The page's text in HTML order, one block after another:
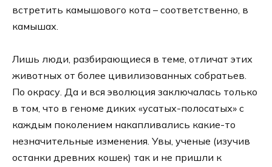
встретить камышового кота – соответственно, в
камышах.
Лишь люди, разбирающиеся в теме, отличат этих
животных от более цивилизованных собратьев.
По окрасу. Да и вся эволюция заключалась только
в том, что в геноме диких «усатых-полосатых» с
каждым поколением накапливались какие-то
незначительные изменения. Увы, ученые (изучив
останки древних кошек) так и не пришли к